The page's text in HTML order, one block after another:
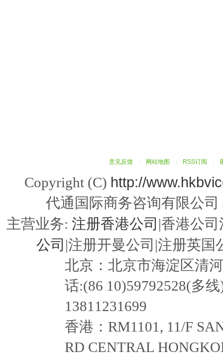
意见反馈 网站地图 RSS订阅
Copyright (C) http://
代通国际商务咨询有限公
主营业务: 注册香港公司 |香港公
公司 |注册开曼公司|注册英
北京：北京市海淀区清
话:(86 10)59792528(多
13811231699
香港：RM1101, 11/F
RD CENTRAL